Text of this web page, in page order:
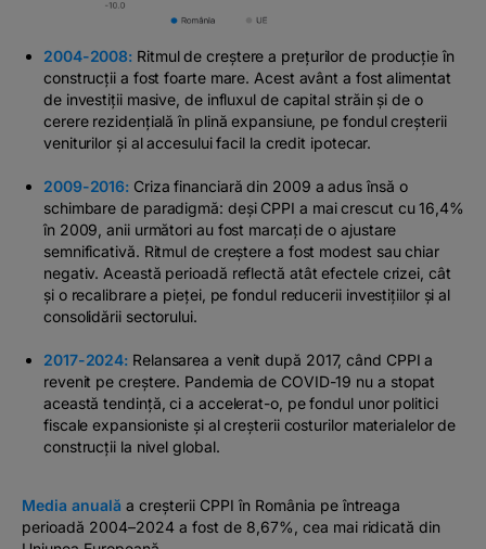
2004-2008: Ritmul de creștere a prețurilor de producție în
construcții a fost foarte mare. Acest avânt a fost alimentat
de investiții masive, de influxul de capital străin și de o
cerere rezidențială în plină expansiune, pe fondul creșterii
veniturilor și al accesului facil la credit ipotecar.
2009-2016: Criza financiară din 2009 a adus însă o
schimbare de paradigmă: deși CPPI a mai crescut cu 16,4%
în 2009, anii următori au fost marcați de o ajustare
semnificativă. Ritmul de creștere a fost modest sau chiar
negativ. Această perioadă reflectă atât efectele crizei, cât
și o recalibrare a pieței, pe fondul reducerii investițiilor și al
consolidării sectorului.
2017-2024: Relansarea a venit după 2017, când CPPI a
revenit pe creștere. Pandemia de COVID-19 nu a stopat
această tendință, ci a accelerat-o, pe fondul unor politici
fiscale expansioniste și al creșterii costurilor materialelor de
construcții la nivel global.
Media anuală a creșterii CPPI în România pe întreaga
perioadă 2004–2024 a fost de 8,67%, cea mai ridicată din